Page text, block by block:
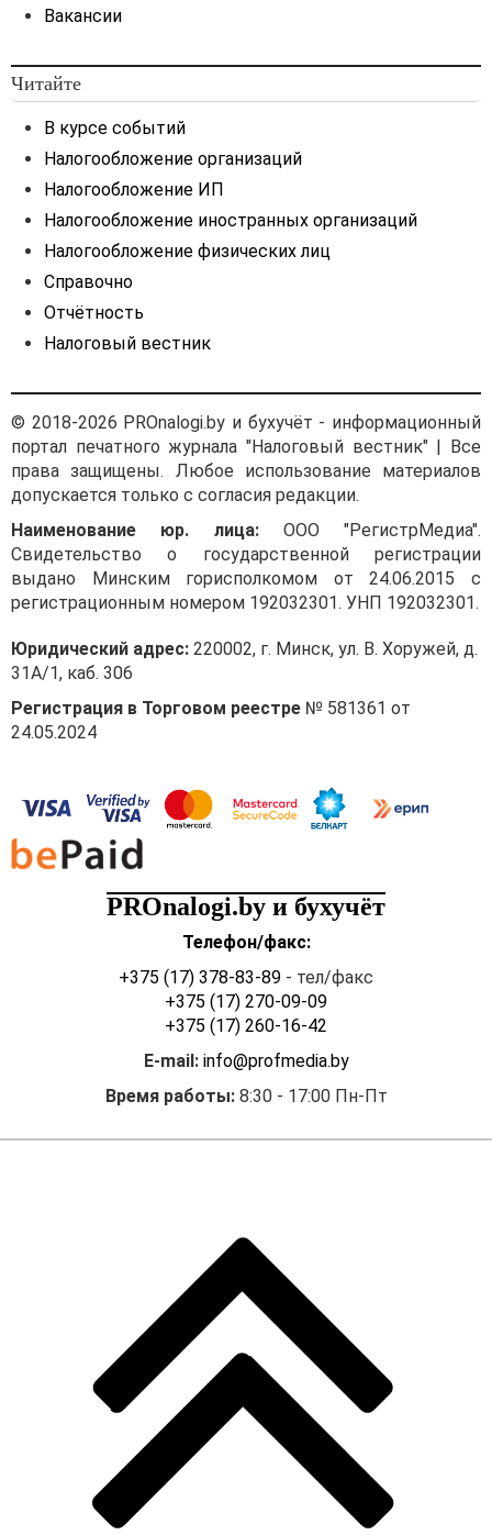
Вакансии
Читайте
В курсе событий
Налогообложение организаций
Налогообложение ИП
Налогообложение иностранных организаций
Налогообложение физических лиц
Справочно
Отчётность
Налоговый вестник
© 2018-2026 PROnalogi.by и бухучёт - информационный
портал печатного журнала "Налоговый вестник" | Все
права защищены. Любое использование материалов
допускается только с согласия редакции.
Наименование юр. лица:ООО "РегистрМедиа".
Свидетельство о государственной регистрации
выдано Минским горисполкомом от 24.06.2015 с
регистрационным номером 192032301. УНП 192032301.
Юридический адрес: 220002, г. Минск, ул. В. Хоружей, д.
31А/1, каб. 306
Регистрация в Торговом реестре № 581361 от
24.05.2024
PROnalogi.by и бухучёт
Телефон/факс:
+375 (17) 378-83-89 - тел/факс
+375 (17) 270-09-09
+375 (17) 260-16-42
E-mail: info@profmedia.by
Время работы:8:30 - 17:00 Пн-Пт